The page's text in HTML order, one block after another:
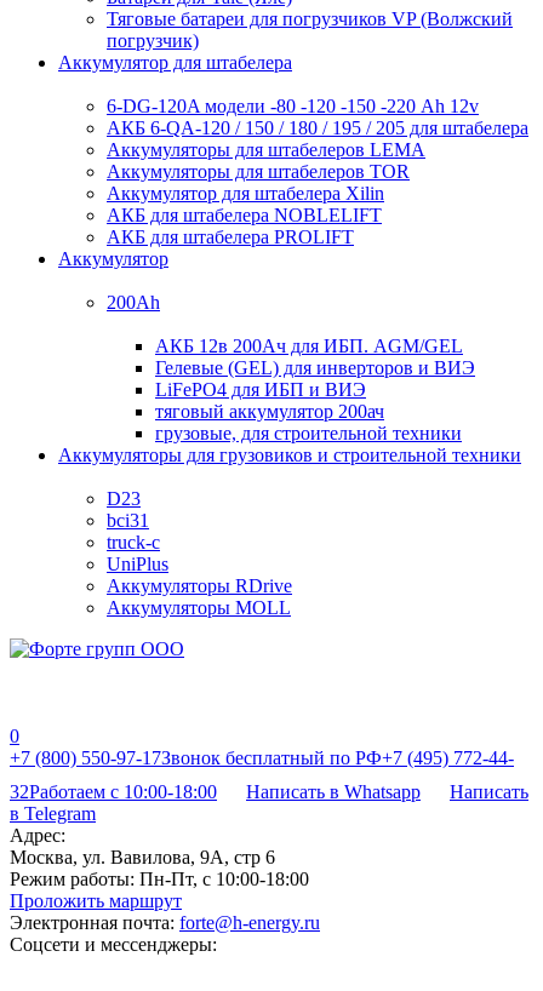
Тяговые батареи для погрузчиков VP (Волжский
погрузчик)
Аккумулятор для штабелера
6-DG-120A модели -80 -120 -150 -220 Ah 12v
АКБ 6-QA-120 / 150 / 180 / 195 / 205 для штабелера
Аккумуляторы для штабелеров LEMA
Аккумуляторы для штабелеров TOR
Аккумулятор для штабелера Xilin
АКБ для штабелера NOBLELIFT
АКБ для штабелера PROLIFT
Аккумулятор
200Ah
АКБ 12в 200Ач для ИБП. AGM/GEL
Гелевые (GEL) для инверторов и ВИЭ
LiFePO4 для ИБП и ВИЭ
тяговый аккумулятор 200ач
грузовые, для строительной техники
Аккумуляторы для грузовиков и строительной техники
D23
bci31
truck-c
UniPlus
Аккумуляторы RDrive
Аккумуляторы MOLL
0
+7 (800) 550-97-17Звонок бесплатный по РФ+7 (495) 772-44-
32Работаем с 10:00-18:00 Написать в Whatsapp
Написать
в Telegram
Адрес:
Москва, ул. Вавилова, 9А, стр 6
Режим работы: Пн-Пт, с 10:00-18:00
Проложить маршрут
Электронная почта: forte@h-energy.ru
Соцсети и мессенджеры: